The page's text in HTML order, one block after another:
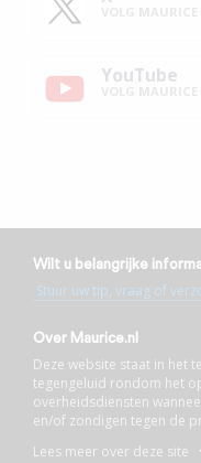
YouTube
Wilt u belangrijke
Stuur uw tip, vraag of
Over Maurice.nl
Deze website staat in het
tegengeluid rondom het
overheidsdiensten
en/of zondigen tegen de
Lees meer over deze site